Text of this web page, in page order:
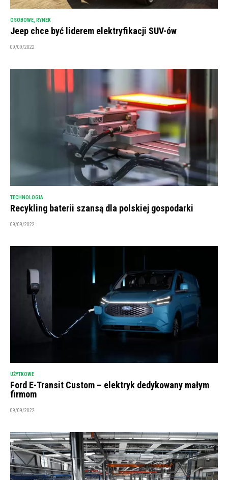
OSOBOWE, RYNEK
Jeep chce być liderem elektryfikacji SUV-ów
09/09/2022
TECHNOLOGIA
Recykling baterii szansą dla polskiej gospodarki
09/09/2022
UŻYTKOWE
Ford E-Transit Custom – elektryk dedykowany małym
firmom
09/09/2022